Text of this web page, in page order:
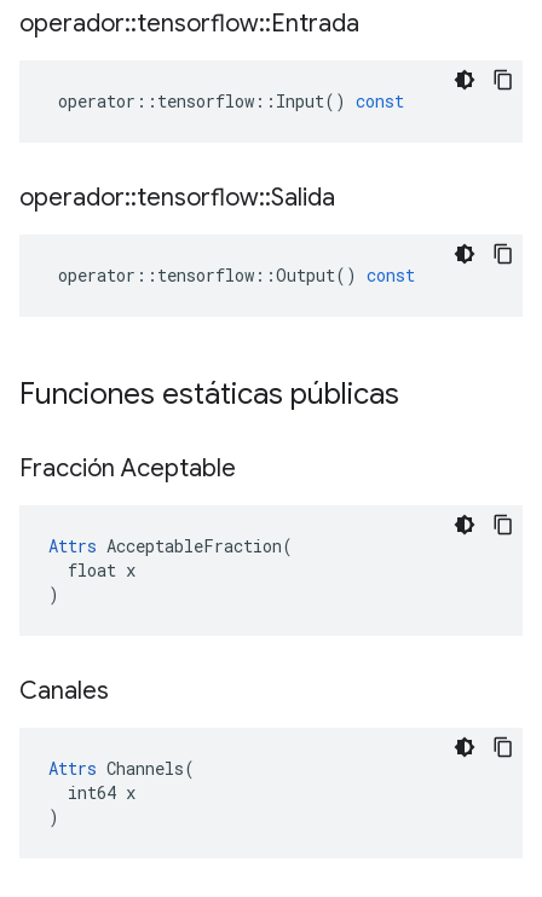
operador::tensorflow::Entrada
operator :: tensorflow :: Input() const
operador::tensorflow::Salida
operator :: tensorflow ::Output() const
Funciones estáticas públicas
Fracción Aceptable
Attrs AcceptableFraction(
  float x
)
Canales
Attrs Channels(
  int64 x
)